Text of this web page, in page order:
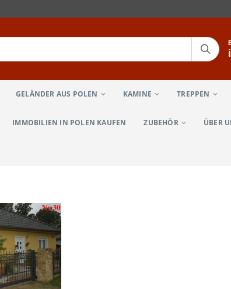
GELÄNDER AUS POLEN KAMINE TREPPEN
IMMOBILIEN IN POLEN KAUFEN ZUBEHÖR ÜBER